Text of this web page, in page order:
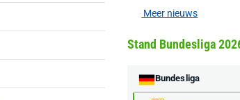
Meer nieuws
Stand Bundesliga
Bundesliga